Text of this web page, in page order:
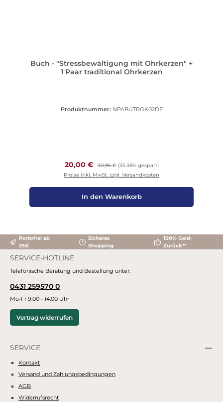
Buch - "Stressbewältigung mit Ohrkerzen" +
1 Paar traditional Ohrkerzen
Produktnummer: NPABUTROK02DE
Verkaufspreis:
20,00 € Regulärer Preis:
30,95 € (35.38% gespart)
Preise inkl. MwSt. zzgl. Versandkosten
In den Warenkorb
Portofrei ab
25€
Sicheres
Shopping
100% Geld-
Zurück**
SERVICE-HOTLINE
Telefonische Beratung und Bestellung unter:
0431 259570 0
Mo-Fr 9:00 - 14:00 Uhr
Vertrag widerrufen
SERVICE
Kontakt
Versand und Zahlungsbedingungen
AGB
Widerrufsrecht